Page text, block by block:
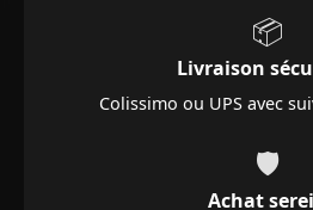
📦
Livraison
Colissimo ou UPS avec
🛡️
Achat